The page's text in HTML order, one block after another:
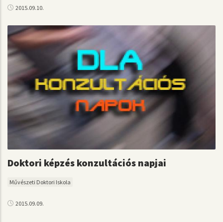
2015.09.10.
Doktori képzés konzultációs napjai
Művészeti Doktori Iskola
2015.09.09.